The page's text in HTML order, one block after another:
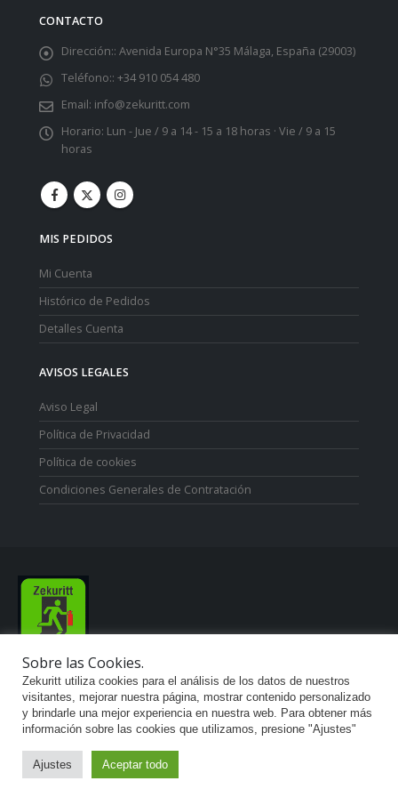
CONTACTO
Dirección:: Avenida Europa N°35 Málaga, España (29003)
Teléfono:: +34 910 054 480
Email: info@zekuritt.com
Horario: Lun - Jue / 9 a 14 - 15 a 18 horas · Vie / 9 a 15
horas
MIS PEDIDOS
Mi Cuenta
Histórico de Pedidos
Detalles Cuenta
AVISOS LEGALES
Aviso Legal
Política de Privacidad
Política de cookies
Condiciones Generales de Contratación
Zekuritt TM; Copyright 2021. Derechos Reservados.
Sobre las Cookies.
Zekuritt utiliza cookies para el análisis de los datos de nuestros
visitantes, mejorar nuestra página, mostrar contenido personalizado
y brindarle una mejor experiencia en nuestra web. Para obtener más
información sobre las cookies que utilizamos, presione "Ajustes"
Ajustes Aceptar todo